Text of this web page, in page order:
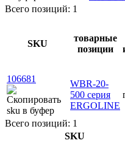
Всего позиций: 1
SKU
товарные
позиции
106681
WBR-20-
500 серия
ERGOLINE
Всего позиций: 1
SKU